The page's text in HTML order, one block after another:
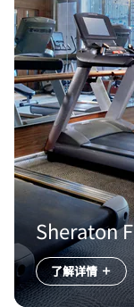
Sheraton
了解详情